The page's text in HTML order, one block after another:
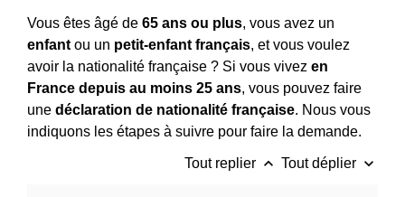
Vous êtes âgé de 65 ans ou plus, vous avez un
enfant ou un petit-enfant français, et vous voulez
avoir la nationalité française ? Si vous vivez en
France depuis au moins 25 ans, vous pouvez faire
une déclaration de nationalité française. Nous vous
indiquons les étapes à suivre pour faire la demande.
Tout replier keyboard_arrow_up Tout déplier keyboard_arrow_down